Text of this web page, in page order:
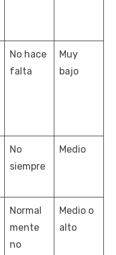
No hace
falta
Muy
bajo
No
siempre
Medio
Normal
mente
no
Medio o
alto